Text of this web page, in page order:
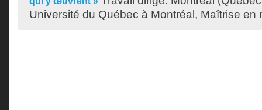
Université du Québec à Montréal, Maîtrise en